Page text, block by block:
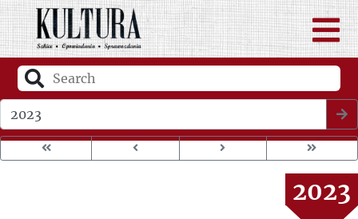
2000
2020
2021
2022
2023